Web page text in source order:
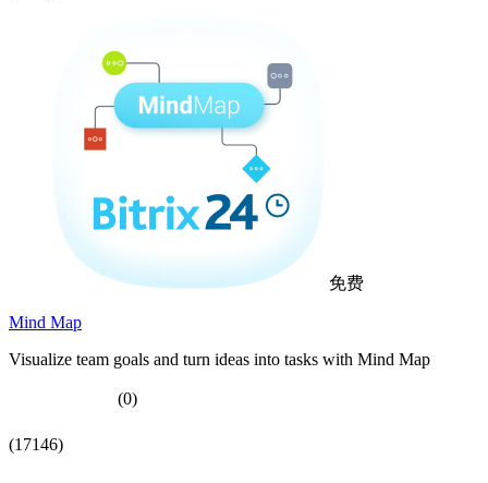
免费
Mind Map
Visualize team goals and turn ideas into tasks with Mind Map
(0)
(17146)